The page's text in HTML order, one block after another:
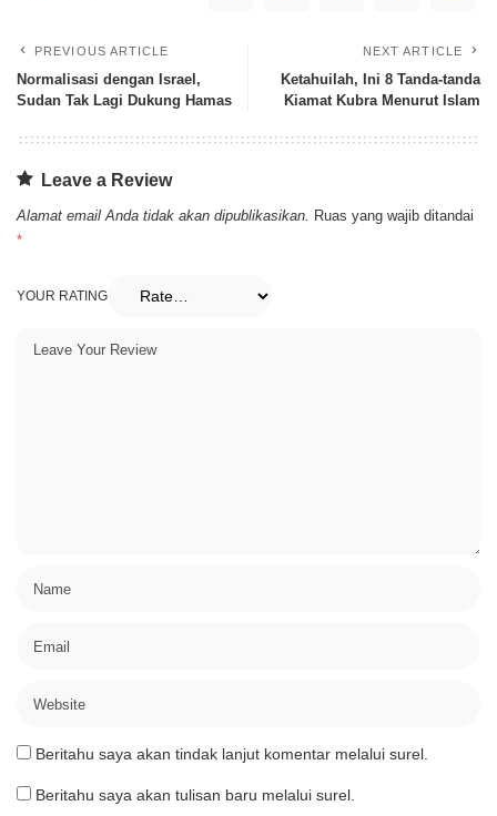
PREVIOUS ARTICLE
Normalisasi dengan Israel,
Sudan Tak Lagi Dukung Hamas
NEXT ARTICLE
Ketahuilah, Ini 8 Tanda-tanda
Kiamat Kubra Menurut Islam
Leave a Review
Alamat email Anda tidak akan dipublikasikan. Ruas yang wajib ditandai
*
YOUR RATING
Beritahu saya akan tindak lanjut komentar melalui surel.
Beritahu saya akan tulisan baru melalui surel.